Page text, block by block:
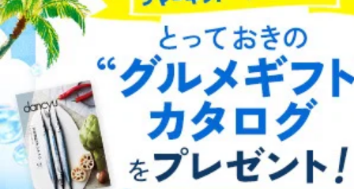
アフィリエイト 採用情報
プレスリリース お問い合わせ
利用規約プライバシーポリシー 特定商取引法に基づく表示
出版社の皆様へ
投資家の皆様へサイトマップ